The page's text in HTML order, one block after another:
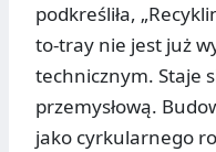
podkreśliła,
to-tray nie jest już
technicznym. Staje
przemysłową.
jako cyrkularnego